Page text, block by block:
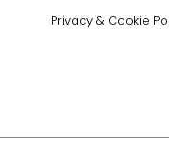
Privacy & Cookie